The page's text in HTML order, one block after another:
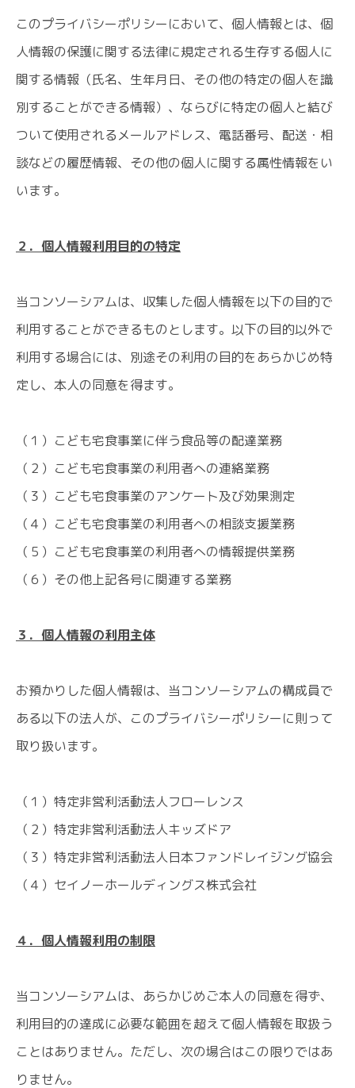
このプライバシーポリシーにおいて、個人情報とは、個
人情報の保護に関する法律に規定される生存する個人に
関する情報（氏名、生年月日、その他の特定の個人を識
別することができる情報）、ならびに特定の個人と結び
ついて使用されるメールアドレス、電話番号、配送・相
談などの履歴情報、その他の個人に関する属性情報をい
います。
２．個人情報利用目的の特定
当コンソーシアムは、収集した個人情報を以下の目的で
利用することができるものとします。以下の目的以外で
利用する場合には、別途その利用の目的をあらかじめ特
定し、本人の同意を得ます。
（１）こども宅食事業に伴う食品等の配達業務
（２）こども宅食事業の利用者への連絡業務
（３）こども宅食事業のアンケート及び効果測定
（４）こども宅食事業の利用者への相談支援業務
（５）こども宅食事業の利用者への情報提供業務
（６）その他上記各号に関連する業務
３．個人情報の利用主体
お預かりした個人情報は、当コンソーシアムの構成員で
ある以下の法人が、このプライバシーポリシーに則って
取り扱います。
（１）特定非営利活動法人フローレンス
（２）特定非営利活動法人キッズドア
（３）特定非営利活動法人日本ファンドレイジング協会
（４）セイノーホールディングス株式会社
４．個人情報利用の制限
当コンソーシアムは、あらかじめご本人の同意を得ず、
利用目的の達成に必要な範囲を超えて個人情報を取扱う
ことはありません。ただし、次の場合はこの限りではあ
りません。